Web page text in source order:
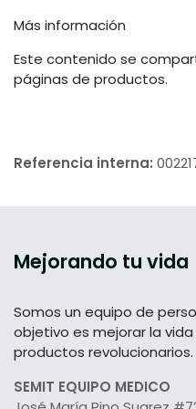
Más información
Este contenido se
páginas de productos.
Referencia interna:
Mejorando tu vida
Somos un equipo de
objetivo es mejorar la
productos revolucionarios.
SEMIT EQUIPO MEDICO